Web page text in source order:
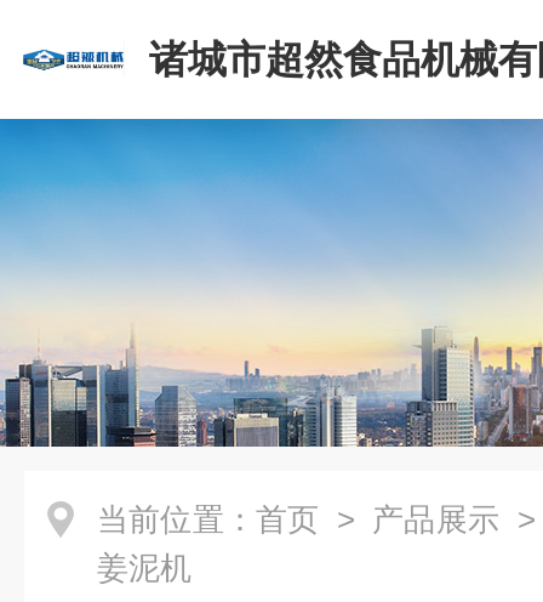
诸城市超然食品机械
当前位置： 首页 > 产品展示
姜泥机